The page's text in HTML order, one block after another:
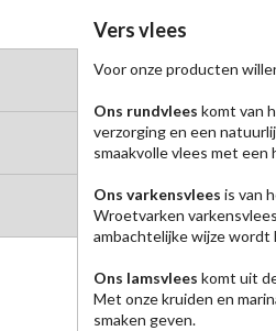
Vers vlees
Voor onze producten
Ons rundvlees komt van
verzorging en een
smaakvolle vlees met
Ons varkensvlees is van
Wroetvarken
ambachtelijke wijze
Ons lamsvlees komt uit
Met onze kruiden en
smaken geven.